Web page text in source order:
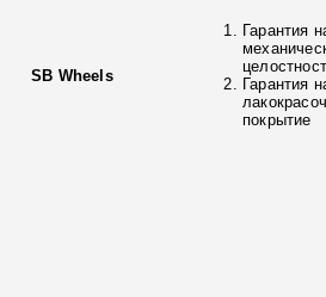
SB Wheels
Гарантия
Гарантия
покрытие